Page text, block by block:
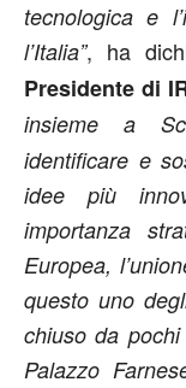
tecnologica e
l’Italia”, ha
Presidente di
insieme a
identificare e
idee più
importanza
Europea,
questo uno
chiuso da pochi
Palazzo